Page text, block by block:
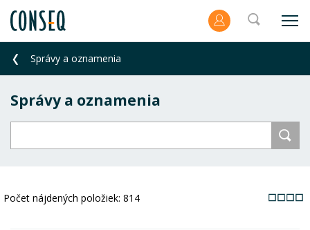
Správy a oznamenia
Správy a oznamenia
Počet nájdených položiek: 814